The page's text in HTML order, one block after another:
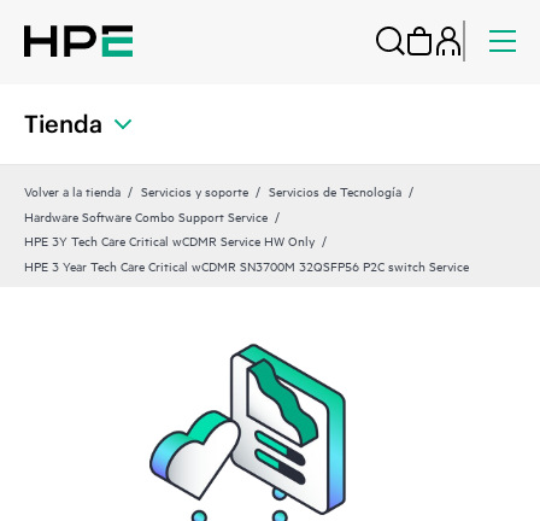
Tienda
Volver a la tienda Servicios y soporte
Servicios de Tecnología
Hardware Software Combo Support Service
HPE 3Y Tech Care Critical wCDMR Service HW Only
HPE 3 Year Tech Care Critical wCDMR SN3700M 32QSFP56 P2C switch Service